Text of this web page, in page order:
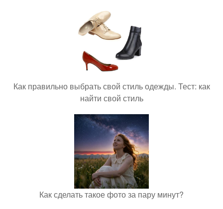
Как правильно выбрать свой стиль одежды. Тест: как
найти свой стиль
Как сделать такое фото за пару минут?